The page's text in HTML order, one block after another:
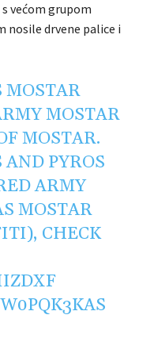
većom grupom
nosile drvene palice i
MOSTAR
MOSTAR
MOSTAR.
PYROS
ARMY
MOSTAR
CHECK